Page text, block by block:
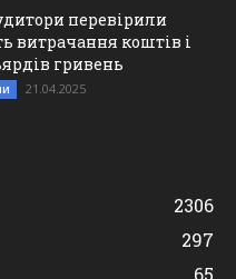
перевірили
витрачання коштів і
гривень
21.04.2025
2306
297
65